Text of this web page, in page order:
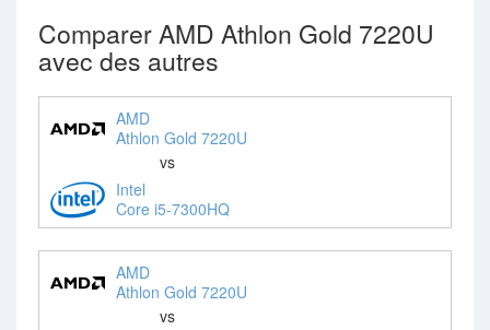
Comparer AMD Athlon Gold 7220U
avec des autres
AMD
Athlon Gold 7220U
vs
Intel
Core i5-7300HQ
AMD
Athlon Gold 7220U
vs